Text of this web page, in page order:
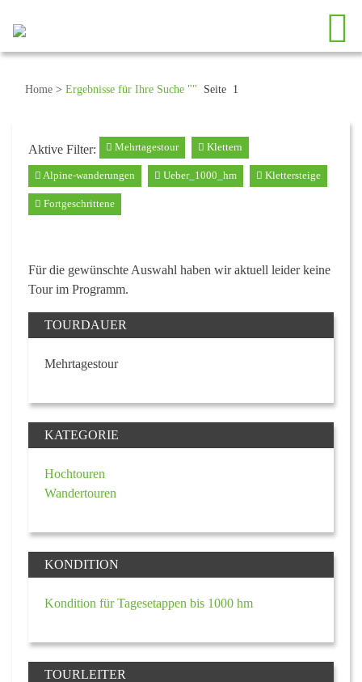
Home > Ergebnisse für Ihre Suche "" Seite 1
Aktive Filter: Mehrtagestour Klettern
Alpine-wanderungen Ueber_1000_hm Klettersteige
Fortgeschrittene
Für die gewünschte Auswahl haben wir aktuell leider keine
Tour im Programm.
TOURDAUER
Mehrtagestour
KATEGORIE
Hochtouren
Wandertouren
KONDITION
Kondition für Tagesetappen bis 1000 hm
TOURLEITER